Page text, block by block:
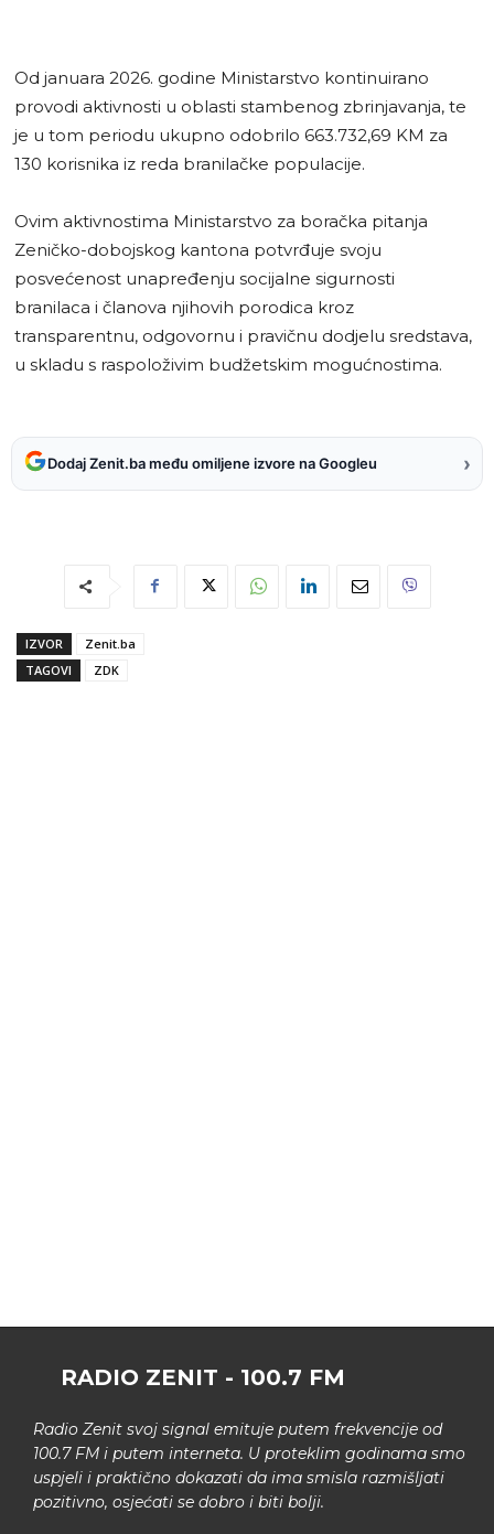
Od januara 2026. godine Ministarstvo kontinuirano
provodi aktivnosti u oblasti stambenog zbrinjavanja, te
je u tom periodu ukupno odobrilo 663.732,69 KM za
130 korisnika iz reda branilačke populacije.
Ovim aktivnostima Ministarstvo za boračka pitanja
Zeničko-dobojskog kantona potvrđuje svoju
posvećenost unapređenju socijalne sigurnosti
branilaca i članova njihovih porodica kroz
transparentnu, odgovornu i pravičnu dodjelu sredstava,
u skladu s raspoloživim budžetskim mogućnostima.
Dodaj Zenit.ba među omiljene izvore na Googleu ›
IZVOR
Zenit.ba
TAGOVI
ZDK
RADIO ZENIT - 100.7 FM
Radio Zenit svoj signal emituje putem frekvencije od
100.7 FM i putem interneta. U proteklim godinama smo
uspjeli i praktično dokazati da ima smisla razmišljati
pozitivno, osjećati se dobro i biti bolji.